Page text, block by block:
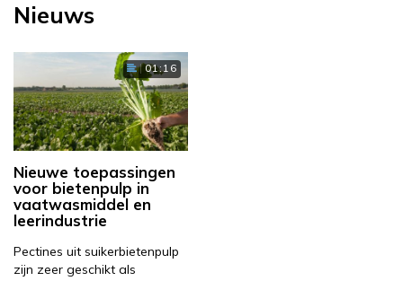
Nieuws
01:16
Nieuwe toepassingen
voor bietenpulp in
vaatwasmiddel en
leerindustrie
Pectines uit suikerbietenpulp
zijn zeer geschikt als